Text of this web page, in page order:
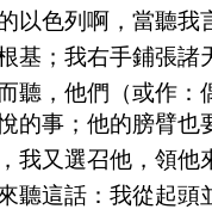
以色列啊，當聽
基；我右手鋪張諸
聽，他們（或作
的事；他的膀臂也
我又選召他，領他
聽這話：我從起